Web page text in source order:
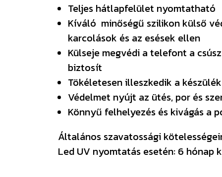
Teljes hátlapfelület nyomtatható
Kíváló minőségű szilikon külső
karcolások és az esések ellen
Külseje megvédi a telefont a
biztosít
Tökéletesen illeszkedik a
Védelmet nyújt az ütés, por és
Könnyű felhelyezés és kivágás a
Általános szavatossági
Led UV nyomtatás esetén: 6 hónap